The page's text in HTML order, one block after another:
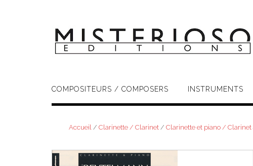
COMPOSITEURS / COMPOSERS INSTRUMENTS
Accueil /Clarinette / Clarinet /Clarinette et piano / Clarinet